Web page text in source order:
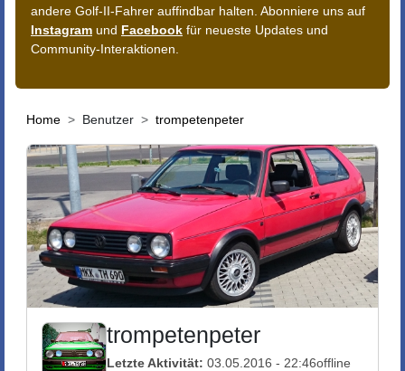
andere Golf-II-Fahrer auffindbar halten. Abonniere uns auf
Instagram und Facebook für neueste Updates und
Community-Interaktionen.
Home Benutzer trompetenpeter
trompetenpeter
Letzte Aktivität: 03.05.2016 - 22:46offline